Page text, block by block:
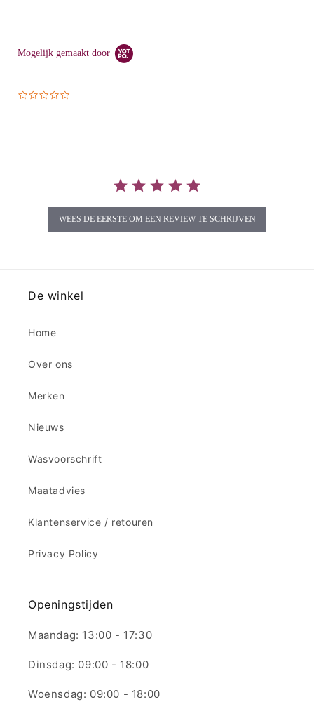
Mogelijk gemaakt door
WEES DE EERSTE OM EEN REVIEW TE SCHRIJVEN
De winkel
Home
Over ons
Merken
Nieuws
Wasvoorschrift
Maatadvies
Klantenservice / retouren
Privacy Policy
Openingstijden
Maandag: 13:00 - 17:30
Dinsdag: 09:00 - 18:00
Woensdag: 09:00 - 18:00